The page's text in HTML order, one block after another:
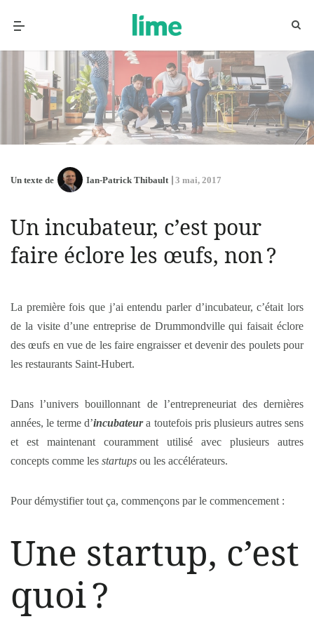
Un texte de Ian-Patrick Thibault 3 mai, 2017
Un incubateur, c’est pour
faire éclore les œufs, non ?
La première fois que j’ai entendu parler d’incubateur, c’était lors
de la visite d’une entreprise de Drummondville qui faisait éclore
des œufs en vue de les faire engraisser et devenir des poulets pour
les restaurants Saint-Hubert.
Dans l’univers bouillonnant de l’entrepreneuriat des dernières
années, le terme d’incubateura toutefois pris plusieurs autres sens
et est maintenant couramment utilisé avec plusieurs autres
concepts comme les startups ou les accélérateurs.
Pour démystifier tout ça, commençons par le commencement :
Une startup, c’est
quoi ?